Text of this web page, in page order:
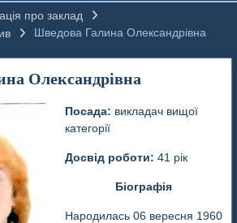
про заклад
Шведова Галина Олександрівна
Олександрівна
Посада: викладач вищої
категорії
Досвід роботи: 41 рік
Біографія
Народилась 06 вересня 1960